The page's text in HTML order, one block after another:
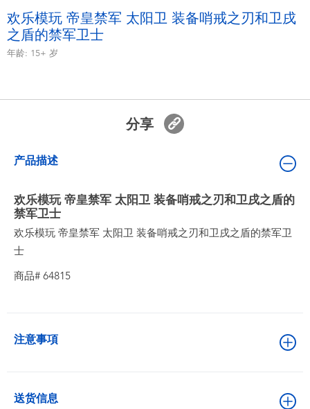
模仿，化妆及造型系列
毛绒公仔玩具
电池
新登场
欢乐模玩 帝皇禁军 太阳卫 装备哨戒之刃和卫戌
之盾的禁军卫士
年龄: 15+ 岁
分享
产品描述
欢乐模玩 帝皇禁军 太阳卫 装备哨戒之刃和卫戌之盾的
禁军卫士
欢乐模玩 帝皇禁军 太阳卫 装备哨戒之刃和卫戌之盾的禁军卫
士
商品# 64815
注意事項
送货信息